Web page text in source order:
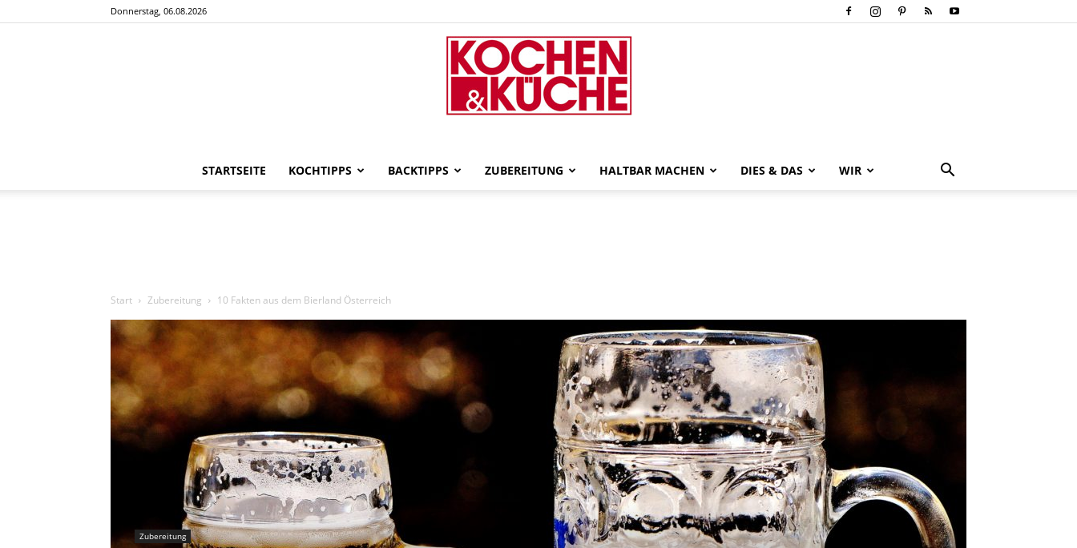
Donnerstag, 06.08.2026
gut-
STARTSEITE KOCHTIPPS BACKTIPPS ZUBEREITUNG HALTBAR MACHEN DIES & DAS WIR
Start Zubereitung 10 Fakten aus dem Bierland Österreich
Zubereitung